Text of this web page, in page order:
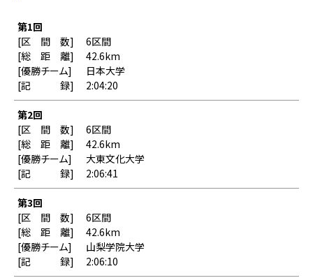
第1回
6区間
42.6km
日本大学
2:04:20
第2回
6区間
42.6km
大東文化大学
2:06:41
第3回
6区間
42.6km
山梨学院大学
2:06:10